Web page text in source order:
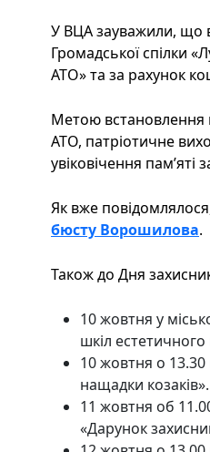
У ВЦА зауважили, що
Громадської спілки
АТО» та за рахунок
Метою встановлення
АТО, патріотичне
увіковічення
Як вже
бюсту Ворошилова.
Також до Дня
10 жовтня у
шкіл
10 жовтня о
нащадки козаків».
11 жовтня об
«Дарунок